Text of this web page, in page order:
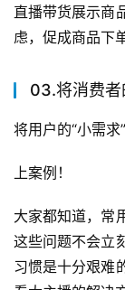
直播带货展示商
虑，促成商品下单
03.将消费者
将用户的“小需
上案例！
大家都知道，常
这些问题不会立
习惯是十分艰难